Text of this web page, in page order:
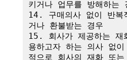
키거나 업무를 방해하는
14. 구매의사 없이 반복
거나 환불받는 경우
15. 회사가 제공하는 재
용하고자 하는 의사 없
적으로 회사의 재화 또